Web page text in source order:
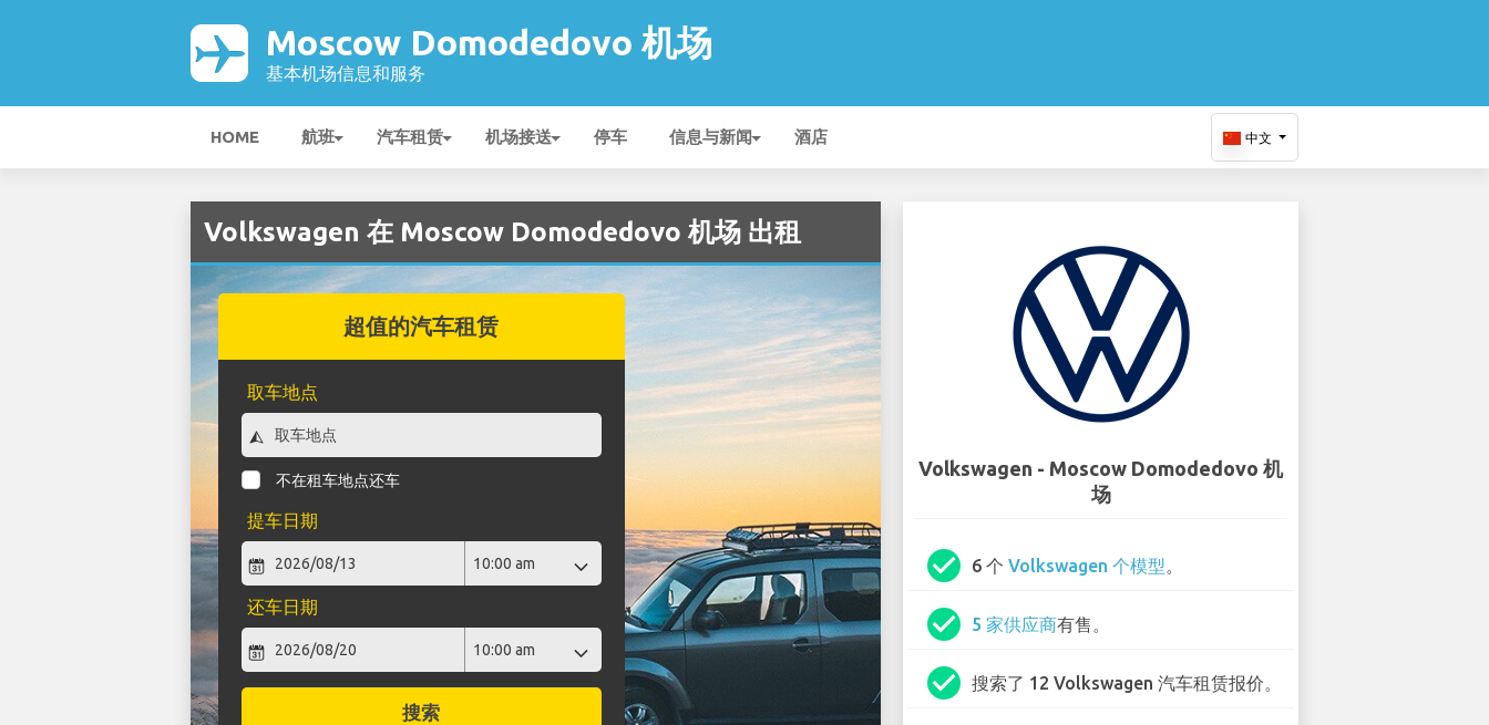
Moscow Domodedovo 机场
基本机场信息和服务
HOME 航班 汽车租赁 机场接送 停车 信息与新闻 酒店 中文
Volkswagen 在 Moscow Domodedovo 机场 出租
超值的汽车租赁
取车地点
不在租车地点还车
提车日期
还车日期
搜索
Volkswagen - Moscow Domodedovo 机
场
check_circle 6 个Volkswagen 个模型。
check_circle 5 家供应商有售。
check_circle 搜索了 12 Volkswagen 汽车租赁报价。